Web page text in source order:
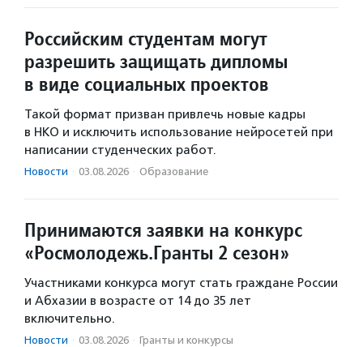
Российским студентам могут
разрешить защищать дипломы
в виде социальных проектов
Такой формат призван привлечь новые кадры
в НКО и исключить использование нейросетей при
написании студенческих работ.
Новости · 03.08.2026 · Образование
Принимаются заявки на конкурс
«Росмолодежь.Гранты 2 сезон»
Участниками конкурса могут стать граждане России
и Абхазии в возрасте от 14 до 35 лет
включительно.
Новости · 03.08.2026 · Гранты и конкурсы